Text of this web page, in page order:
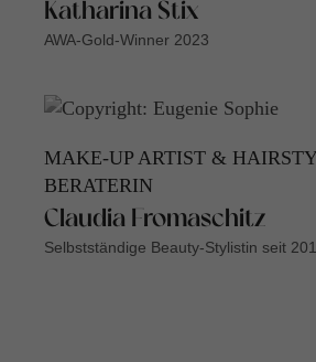
Katharina Stix
AWA-Gold-Winner 2023
MAKE-UP ARTIST &
BERATERIN
Claudia Fromaschitz
Selbstständige Beauty-Stylistin seit